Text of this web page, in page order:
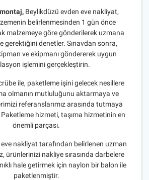
Beylikdüzü evden eve nakliyat,
belirlenmesinden 1 gün önce
malzemeye göre gönderilerek uzmana
gerektiğini denetler. Sınavdan sonra,
ve ekipmanı göndererek uygun
işlemini gerçekleştirin.
ile, paketleme işini gelecek nesillere
olmanın mutluluğunu aktarmaya ve
referanslarımız arasında tutmaya
hizmeti, taşıma hizmetinin en
önemli parçası.
nakliyat tarafından belirlenen uzman
ürünlerinizi nakliye sırasında darbelere
hale getirmek için naylon bir balon ile
paketlenmiştir.